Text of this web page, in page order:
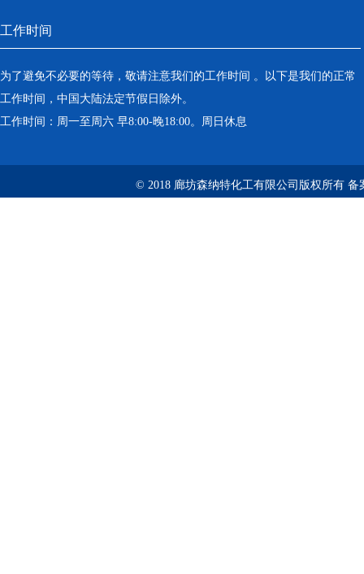
工作时间
为了避免不必要的等待，敬请注意我们的工作时间 。以下是我们的正常
工作时间，中国大陆法定节假日除外。
工作时间：周一至周六 早8:00-晚18:00。周日休息
© 2018 廊坊森纳特化工有限公司版权所有 备